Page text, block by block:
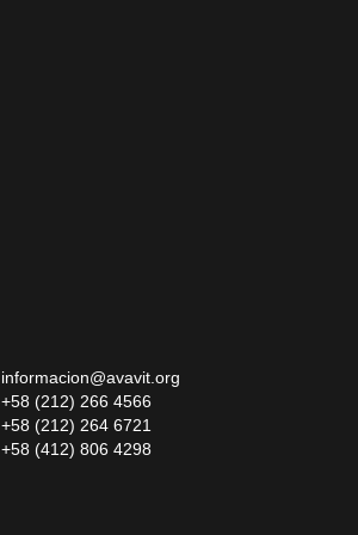
informacion@avavit.org
+58 (212) 266 4566
+58 (212) 264 6721
+58 (412) 806 4298